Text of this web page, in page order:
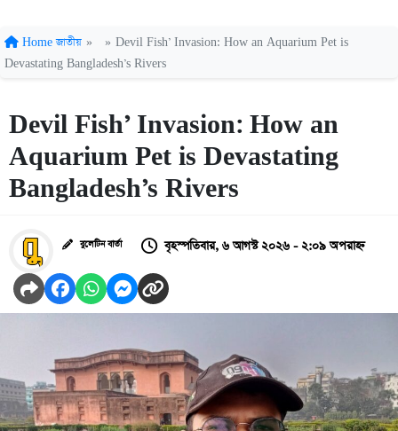
Home জাতীয় » » Devil Fish’ Invasion: How an Aquarium Pet is
Devastating Bangladesh’s Rivers
Devil Fish’ Invasion: How an
Aquarium Pet is Devastating
Bangladesh’s Rivers
বুলেটিন বার্তা বৃহস্পতিবার, ৬ আগস্ট ২০২৬ - ২:০৯ অপরাহ্ন